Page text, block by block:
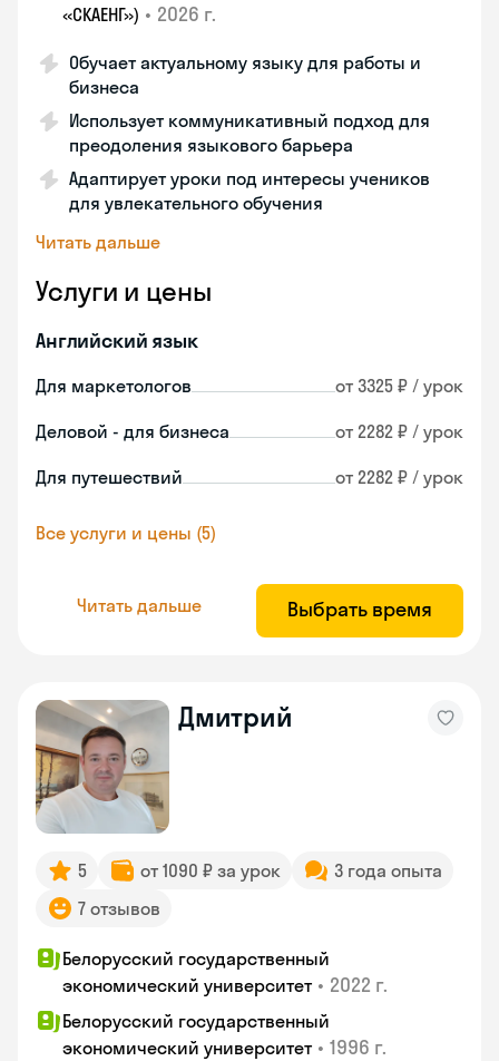
«СКАЕНГ») • 2026 г.
Обучает актуальному языку для работы и
бизнеса
Использует коммуникативный подход для
преодоления языкового барьера
Адаптирует уроки под интересы учеников
для увлекательного обучения
Читать дальше
Услуги и цены
Английский язык
Для маркетологов от 3325 ₽ / урок
Деловой - для бизнеса от 2282 ₽ / урок
Для путешествий от 2282 ₽ / урок
Все услуги и цены (5)
Читать дальше Выбрать время
Дмитрий
5 от 1090 ₽ за урок
3 года опыта
7 отзывов
Белорусский государственный
экономический университет • 2022 г.
Белорусский государственный
экономический университет • 1996 г.